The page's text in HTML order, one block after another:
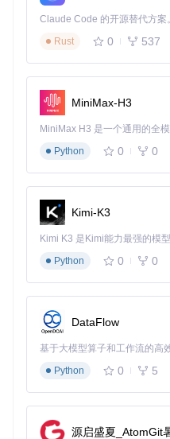
Rust
0 537
MiniMax-H3
Python
0 0
Kimi-K3
Python
0 0
DataFlow
基于大模型算子和工作流的高
Python
0 5
源启盛夏_AtomGit